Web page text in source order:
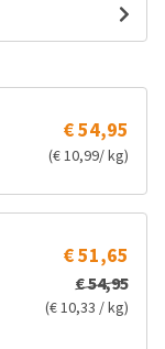
€ 54,95
(€ 10,99/ kg)
€ 51,65
€ 54,95
(€ 10,33 / kg)